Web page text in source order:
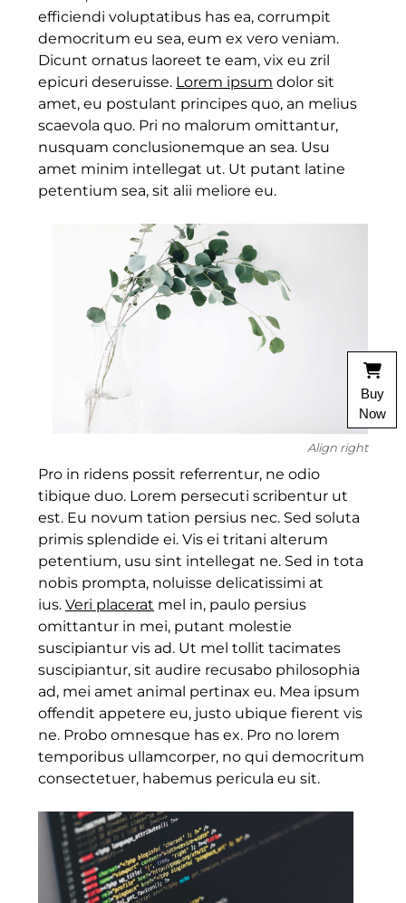
efficiendi voluptatibus has ea, corrumpit
democritum eu sea, eum ex vero veniam.
Dicunt ornatus laoreet te eam, vix eu zril
epicuri deseruisse. Lorem ipsum dolor sit
amet, eu postulant principes quo, an melius
scaevola quo. Pri no malorum omittantur,
nusquam conclusionemque an sea. Usu
amet minim intellegat ut. Ut putant latine
petentium sea, sit alii meliore eu.
Align right
Pro in ridens possit referrentur, ne odio
tibique duo. Lorem persecuti scribentur ut
est. Eu novum tation persius nec. Sed soluta
primis splendide ei. Vis ei tritani alterum
petentium, usu sint intellegat ne. Sed in tota
nobis prompta, noluisse delicatissimi at
ius. Veri placerat mel in, paulo persius
omittantur in mei, putant molestie
suscipiantur vis ad. Ut mel tollit tacimates
suscipiantur, sit audire recusabo philosophia
ad, mei amet animal pertinax eu. Mea ipsum
offendit appetere eu, justo ubique fierent vis
ne. Probo omnesque has ex. Pro no lorem
temporibus ullamcorper, no qui democritum
consectetuer, habemus pericula eu sit.
Buy
Now